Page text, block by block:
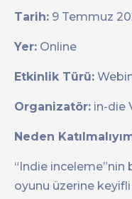
Tarih: 9 Temmuz
Yer: Online
Etkinlik Türü:
Organizatör: in-die
Neden
“Indie inceleme”nin
oyunu üzerine